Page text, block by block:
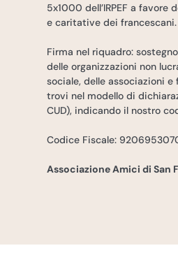
5x1000 dell’IRPEF a
e caritative dei francescani.
Firma nel riquadro:
delle organizzazioni non
sociale, delle associazioni e
trovi nel modello di
CUD), indicando il nostro
Codice Fiscale:
Associazione Amici di San